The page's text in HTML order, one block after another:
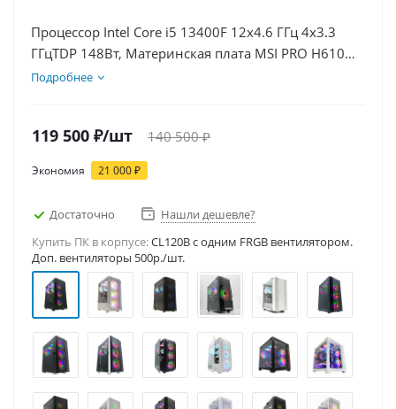
Процессор Intel Core i5 13400F 12x4.6 ГГц 4x3.3
ГГцTDP 148Вт, Материнская плата MSI PRO H610M-
E D5, Видеокарта RTX 3050 8Гб, Память
Подробнее
119 500 ₽/шт 140 500₽
Экономия 21 000₽
Достаточно
Нашли дешевле?
Купить ПК в корпусе:CL120B c одним FRGB вентилятором.
Доп. вентиляторы 500р./шт.